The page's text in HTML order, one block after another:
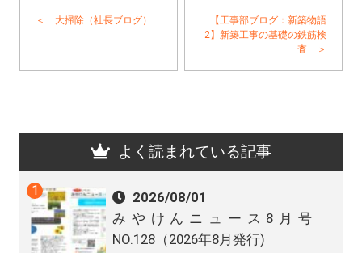
＜ 大掃除（社長ブログ）
【工事部ブログ：新築物語
2】新築工事の基礎の鉄筋検
査 ＞
よく読まれている記事
2026/08/01
みやけんニュース8月号
NO.128（2026年8月発行)